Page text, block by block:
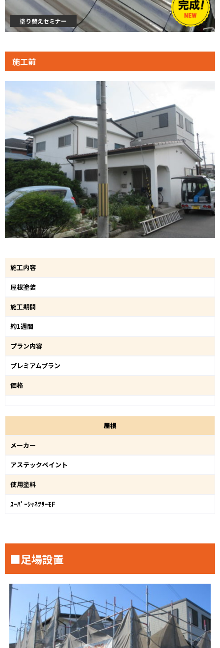
塗り替えセミナー
施工前
施工内容
屋根塗装
施工期間
約1週間
プラン内容
プレミアムプラン
価格
屋根
メーカー
アステックペイント
使用塗料
ｽｰﾊﾟｰｼｬﾈﾂｻｰﾓF
■足場設置